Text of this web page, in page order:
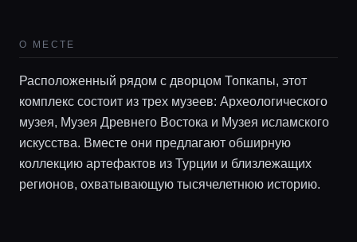
Гиды
Консьерж сервис
Lifestyle журнал
О МЕСТЕ
Расположенный рядом с дворцом Топкапы, этот
комплекс состоит из трех музеев: Археологического
музея, Музея Древнего Востока и Музея исламского
искусства. Вместе они предлагают обширную
коллекцию артефактов из Турции и близлежащих
регионов, охватывающую тысячелетнюю историю.